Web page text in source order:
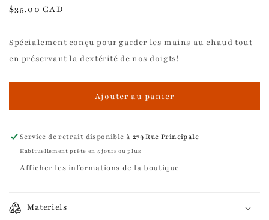
Prix
$35.00 CAD
Spécialement conçu pour garder les mains au chaud tout
en préservant la dextérité de nos doigts!
Ajouter au panier
Service de retrait disponible à 279 Rue Principale
Habituellement prête en 5 jours ou plus
Afficher les informations de la boutique
Materiels